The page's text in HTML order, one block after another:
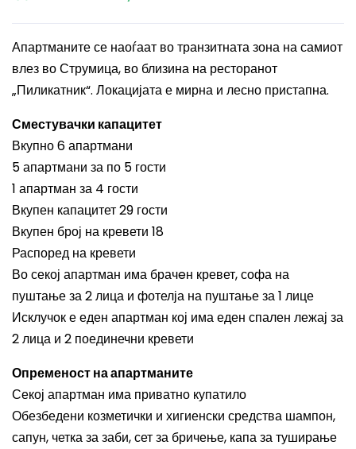
Апартманите се наоѓаат во транзитната зона на самиот
влез во Струмица, во близина на ресторанот
„Пиликатник“. Локацијата е мирна и лесно пристапна.
Сместувачки капацитет
Вкупно 6 апартмани
5 апартмани за по 5 гости
1 апартман за 4 гости
Вкупен капацитет 29 гости
Вкупен број на кревети 18
Распоред на кревети
Во секој апартман има брачeн кревет, софа на
пуштање за 2 лица и фотелја на пуштање за 1 лице
Исклучок е еден апартман кој има еден спален лежај за
2 лица и 2 поединечни кревети
Опременост на апартманите
Секој апартман има приватно купатило
Обезбедени козметички и хигиенски средства шампон,
сапун, четка за заби, сет за бричење, капа за туширање